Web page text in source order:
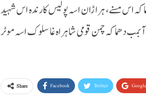
اس مسنے، ہراڑان اسہ پولیس کارندہ اس شہید
دھماکہ چمن قومی شاہراہ غا سلوک اسہ موٹر
Share Facebook Twitter